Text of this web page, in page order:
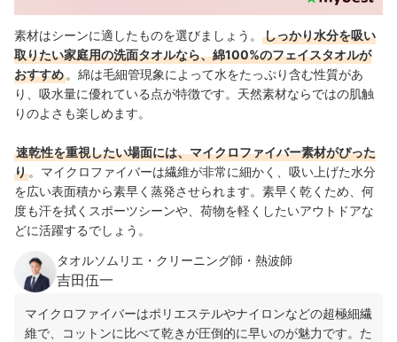
素材はシーンに適したものを選びましょう。
しっかり水分を吸い
取りたい家庭用の洗面タオルなら、綿100%のフェイスタオルが
おすすめ 。綿は毛細管現象によって水をたっぷり含む性質があ
り、吸水量に優れている点が特徴です。天然素材ならではの肌触
りのよさも楽しめます。
速乾性を重視したい場面には、マイクロファイバー素材がぴった
り 。マイクロファイバーは繊維が非常に細かく、吸い上げた水分
を広い表面積から素早く蒸発させられます。素早く乾くため、何
度も汗を拭くスポーツシーンや、荷物を軽くしたいアウトドアな
どに活躍するでしょう。
タオルソムリエ・クリーニング師・熱波師
吉田伍一
マイクロファイバーはポリエステルやナイロンなどの超極細繊
維で、コットンに比べて乾きが圧倒的に早いのが魅力です。た